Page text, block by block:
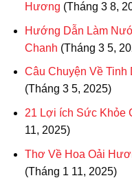
Hương (Tháng 3 8,
Hướng Dẫn Làm
Chanh (Tháng 3 5,
Câu Chuyện Về Tinh
(Tháng 3 5, 2025)
21 Lợi ích Sức Khỏe
11, 2025)
Thơ Về Hoa Oải
(Tháng 1 11, 2025)